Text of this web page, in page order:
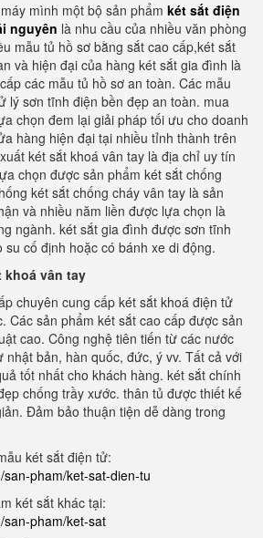
mình một bộ sản phẩm két sắt điện
nguyên là nhu cầu của nhiều văn phòng
mẫu tủ hồ sơ bằng sắt cao cấp,két sắt
và hiện đại của hàng két sắt gia đình là
các mẫu tủ hồ sơ an toàn. Các mẫu
lý sơn tĩnh điện bền đẹp an toàn. mua
chọn đem lại giải pháp tối ưu cho doanh
hàng hiện đại tại nhiều tỉnh thành trên
két sắt khoá vân tay là địa chỉ uy tín
chọn được sản phẩm két sắt chống
két sắt chống cháy vân tay là sản
và nhiều năm liền được lựa chọn là
ngành. két sắt gia đình được sơn tĩnh
cố định hoặc có bánh xe di động.
khoá vân tay
chuyên cung cấp két sắt khoá điện tử
Các sản phẩm két sắt cao cấp được sản
cao. Công nghệ tiên tiến từ các nước
nhật bản, hàn quốc, đức, ý vv. Tất cả với
tốt nhất cho khách hàng. két sắt chính
chống trầy xước. thân tủ được thiết kế
Đảm bảo thuận tiện dễ dàng trong
két sắt điện tử:
pham/ket-sat-dien-tu
két sắt khác tại:
san-pham/ket-sat